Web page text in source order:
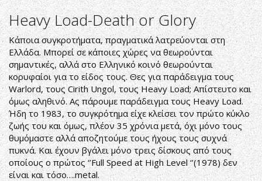
Whirler
of
Fate
Heavy Load-Death or Glory
Κάποια συγκροτήματα, πραγματικά λατρεύονται στη
Ελλάδα. Μπορεί σε κάποιες χώρες να θεωρούνται
σημαντικές, αλλά στο Ελληνικό κοινό θεωρούνται
κορυφαίοι για το είδος τους. Θες για παράδειγμα τους
Warlord, τους Cirith Ungol, τους Heavy Load; Απίστευτο και
όμως αληθινό. Ας πάρουμε παράδειγμα τους Heavy Load.
Ήδη το 1983, το συγκρότημα είχε κλείσει τον πρώτο κύκλο
ζωής του και όμως, πλέον 35 χρόνια μετά, όχι μόνο τους
θυμόμαστε αλλά αποζητούμε τους ήχους τους συχνά
πυκνά. Και έχουν βγάλει μόνο τρεις δίσκους από τους
οποίους ο πρώτος ‘’Full Speed at High Level ‘’(1978) δεν
είναι και τόσο….metal.